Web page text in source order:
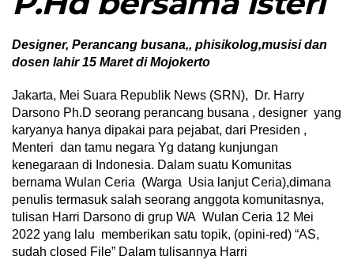
Designer, Perancang busana,, phisikolog,musisi dan
dosen lahir 15 Maret di Mojokerto
Jakarta, Mei Suara Republik News (SRN), Dr. Harry
Darsono Ph.D seorang perancang busana , designer yang
karyanya hanya dipakai para pejabat, dari Presiden ,
Menteri dan tamu negara Yg datang kunjungan
kenegaraan di Indonesia. Dalam suatu Komunitas
bernama Wulan Ceria (Warga Usia lanjut Ceria),dimana
penulis termasuk salah seorang anggota komunitasnya,
tulisan Harri Darsono di grup WA Wulan Ceria 12 Mei
2022 yang lalu memberikan satu topik, (opini-red) “AS,
sudah closed File” Dalam tulisannya Harri